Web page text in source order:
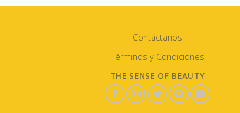
Contáctanos
Términos y Condiciones
THE SENSE OF BEAUTY